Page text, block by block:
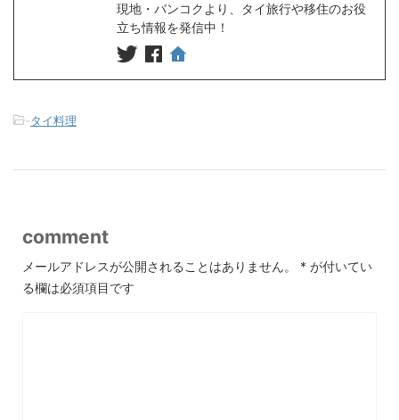
現地・バンコクより、タイ旅行や移住のお役
立ち情報を発信中！
-タイ料理
comment
メールアドレスが公開されることはありません。 * が付いてい
る欄は必須項目です